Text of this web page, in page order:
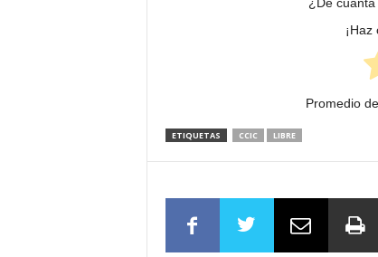
Promedio
ETIQUETAS CCIC LIBRE